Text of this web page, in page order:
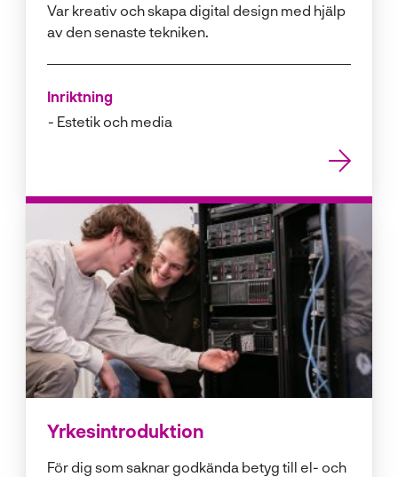
Var kreativ och skapa digital design med hjälp
av den senaste tekniken.
Inriktning
Estetik och media
Yrkesintroduktion
För dig som saknar godkända betyg till el- och